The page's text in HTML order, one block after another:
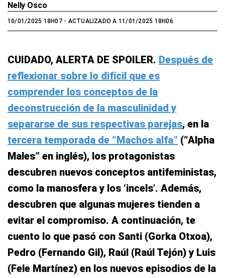
Nelly Osco
10/01/2025 18H07- ACTUALIZADO A 11/01/2025 18H06
CUIDADO, ALERTA DE SPOILER. Después de
reflexionar sobre lo difícil que es
comprender los conceptos de la
deconstrucción de la masculinidad y
separarse de sus respectivas parejas, en la
tercera temporada de “Machos alfa” (“Alpha
Males” en inglés), los protagonistas
descubren nuevos conceptos antifeministas,
como la manosfera y los ‘incels’. Además,
descubren que algunas mujeres tienden a
evitar el compromiso. A continuación, te
cuento lo que pasó con Santi (Gorka Otxoa),
Pedro (Fernando Gil), Raúl (Raúl Tejón) y Luis
(Fele Martínez) en los nuevos episodios de la